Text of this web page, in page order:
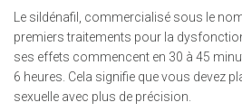
Le sildénafil, commercialisé sous le
premiers traitements pour la
ses effets commencent en 30 à 45
6 heures. Cela signifie que vous devez
sexuelle avec plus de précision.